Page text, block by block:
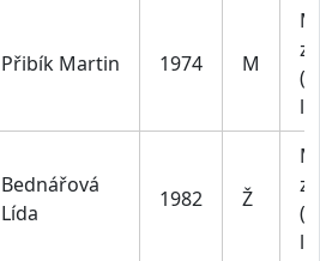
Přibík Martin 1974 M
Bednářová
Lída
1982 Ž